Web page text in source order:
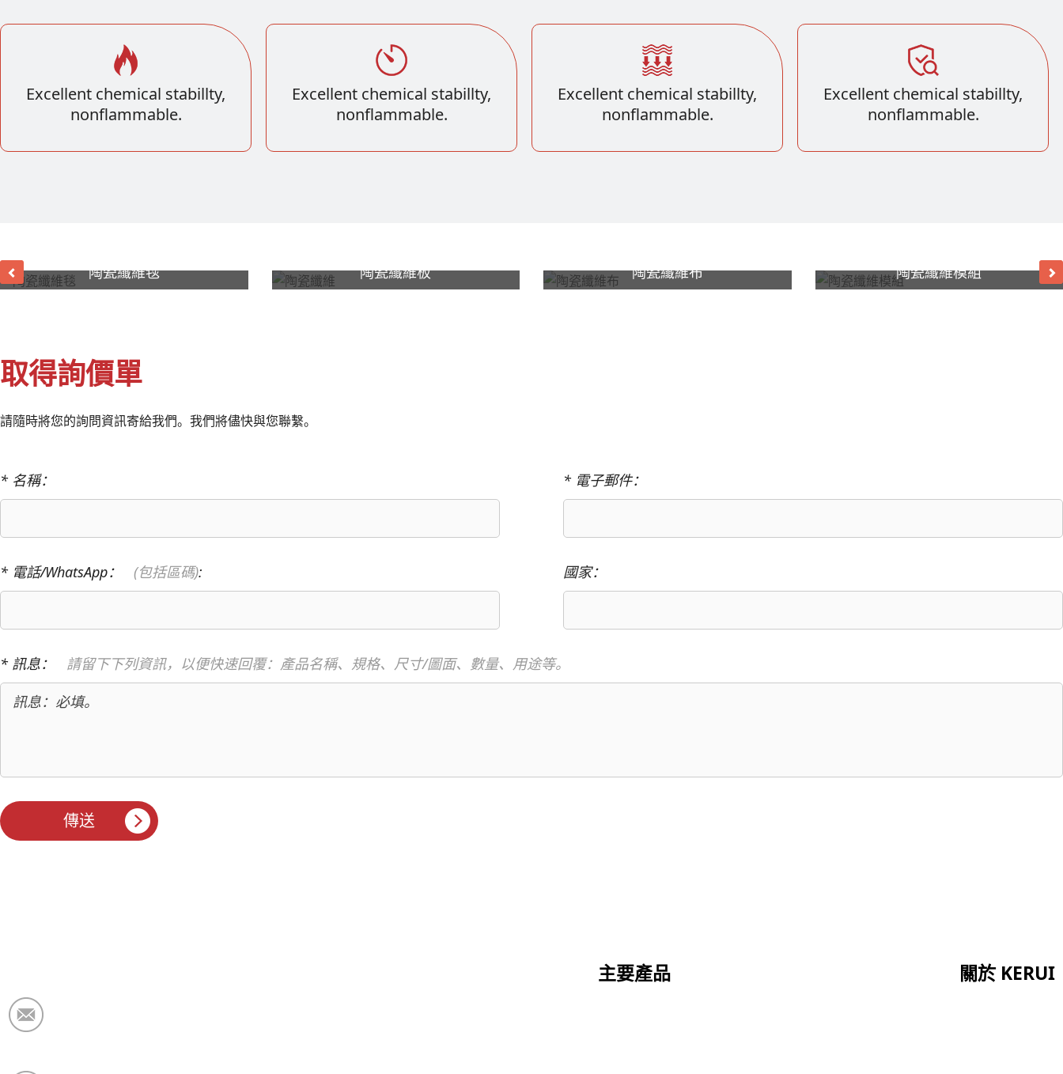
Excellent chemical stabillty,
nonflammable.
Excellent chemical stabillty,
nonflammable.
Excellent chemical stabillty,
nonflammable.
Excellent chemical stabillty,
nonflammable.
陶瓷纖維毯 陶瓷纖維板 陶瓷纖維布 陶瓷纖維模組
取得詢價單
請隨時將您的詢問資訊寄給我們。我們將儘快與您聯繫。
* 名稱： * 電子郵件：
* 電話/WhatsApp： (包括區碼): 國家：
* 訊息： 請留下下列資訊，以便快速回覆：產品名稱、規格、尺寸/圖面、數量、用途等。
主要產品 關於 KERUI